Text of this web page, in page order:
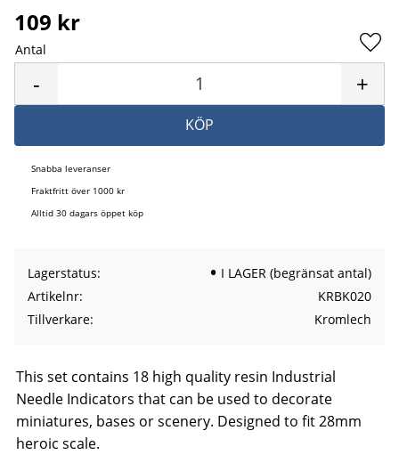
109 kr
Antal
+
-
KÖP
Snabba leveranser
Fraktfritt över 1000 kr
Alltid 30 dagars öppet köp
Lagerstatus
I LAGER (begränsat antal)
Artikelnr
KRBK020
Tillverkare
Kromlech
This set contains 18 high quality resin Industrial
Needle Indicators that can be used to decorate
miniatures, bases or scenery. Designed to fit 28mm
heroic scale.